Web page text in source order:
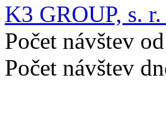
K3 GROUP, s. r.
Počet návštev
Počet návštev